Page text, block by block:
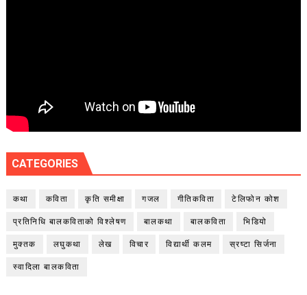
CATEGORIES
कथा कविता कृति समीक्षा गजल गीतिकविता टेलिफोन कोश
प्रतिनिधि बालकविताको विश्लेषण बालकथा बालकविता भिडियो
मुक्तक लघुकथा लेख विचार विद्यार्थी कलम स्रष्टा सिर्जना
स्वादिला बालकविता